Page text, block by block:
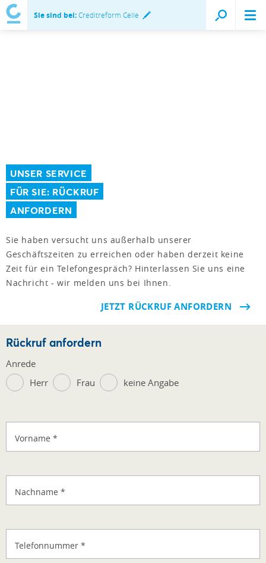
Sie sind bei:Creditreform Celle
UNSER SERVICE
FÜR SIE: RÜCKRUF
ANFORDERN
Sie haben versucht uns außerhalb unserer
Geschäftszeiten zu erreichen oder haben derzeit keine
Zeit für ein Telefongespräch? Hinterlassen Sie uns eine
Nachricht - wir melden uns bei Ihnen.
JETZT RÜCKRUF ANFORDERN
Rückruf anfordern
Anrede
Herr
Frau keine Angabe
Vorname *
Nachname *
Telefonnummer *